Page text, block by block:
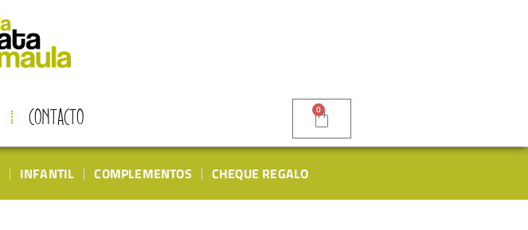
CONTACTO 0
INFANTIL COMPLEMENTOS CHEQUE REGALO